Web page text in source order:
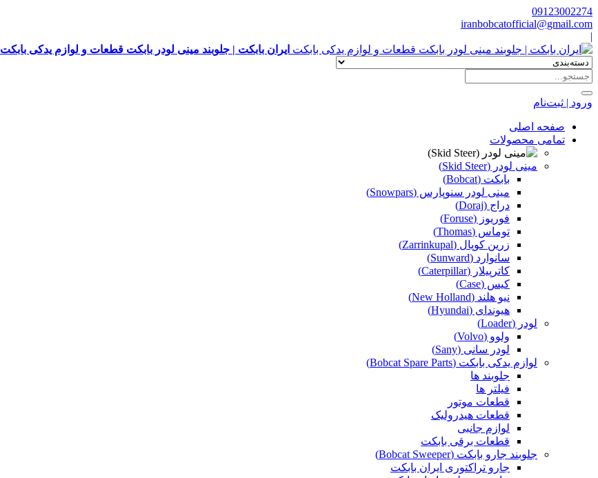
09123002274
iranbobcatofficial@gmail.com
|
ایران بابکت | جلوبند مینی لودر بابکت قطعات و لوازم یدکی بابکت
ورود | ثبت‌نام
صفحه اصلی
تمامی محصولات
مینی لودر (Skid Steer)
بابکت (Bobcat)
مینی لودر سنوپارس (Snowpars)
دراج (Doraj)
فوریوز (Foruse)
توماس (Thomas)
زرین کوپال (Zarrinkupal)
سانوارد (Sunward)
کاترپیلار (Caterpillar)
کیس (Case)
نیو هلند (New Holland)
هیوندای (Hyundai)
لودر (Loader)
ولوو (Volvo)
لودر سانی (Sany)
لوازم یدکی بابکت (Bobcat Spare Parts)
جلوبند ها
فیلتر ها
قطعات موتور
قطعات هیدرولیک
لوازم جانبی
قطعات برقی بابکت
جلوبند جارو بابکت (Bobcat Sweeper)
جارو تراکتوری ایران بابکت